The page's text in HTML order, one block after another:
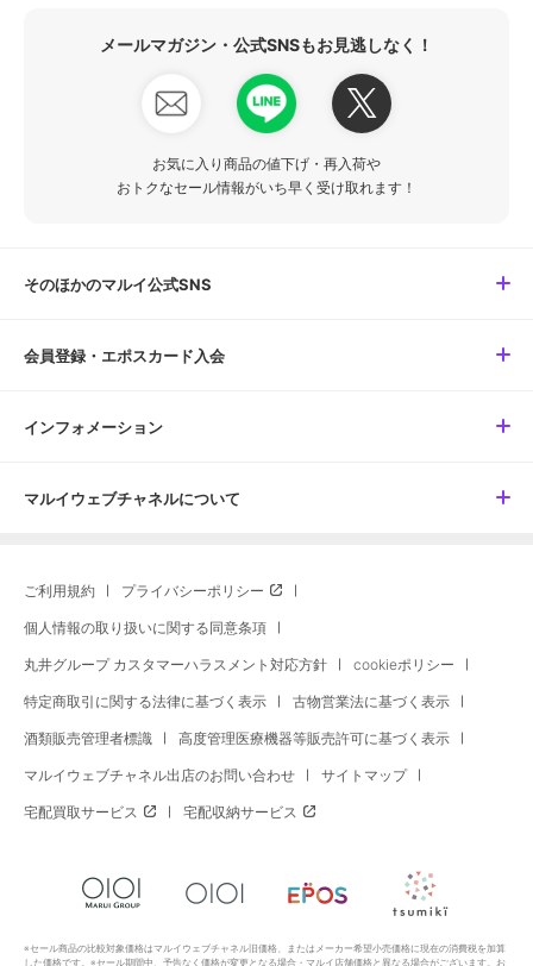
メールマガジン・公式SNSもお見逃しなく！
お気に入り商品の値下げ・再入荷や
おトクなセール情報がいち早く受け取れます！
そのほかのマルイ公式SNS
会員登録・エポスカード入会
インフォメーション
マルイウェブチャネルについて
ご利用規約 プライバシーポリシー
個人情報の取り扱いに関する同意条項
丸井グループ カスタマーハラスメント対応方針 cookieポリシー
特定商取引に関する法律に基づく表示 古物営業法に基づく表示
酒類販売管理者標識 高度管理医療機器等販売許可に基づく表示
マルイウェブチャネル出店のお問い合わせ サイトマップ
宅配買取サービス 宅配収納サービス
※セール商品の比較対象価格はマルイウェブチャネル旧価格、またはメーカー希望小売価格に現在の消費税を加算
した価格です。※セール期間中、予告なく価格が変更となる場合・マルイ店舗価格と異なる場合がございます。お